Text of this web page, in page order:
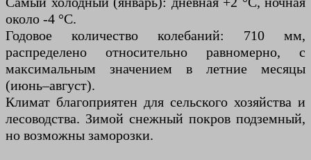
около -4 °C.
Годовое количество колебаний: 710 мм,
распределено относительно равномерно, с
максимальным значением в летние месяцы
(июнь–август).
Климат благоприятен для сельского хозяйства и
лесоводства. Зимой снежный покров подземный,
но возможны заморозки.